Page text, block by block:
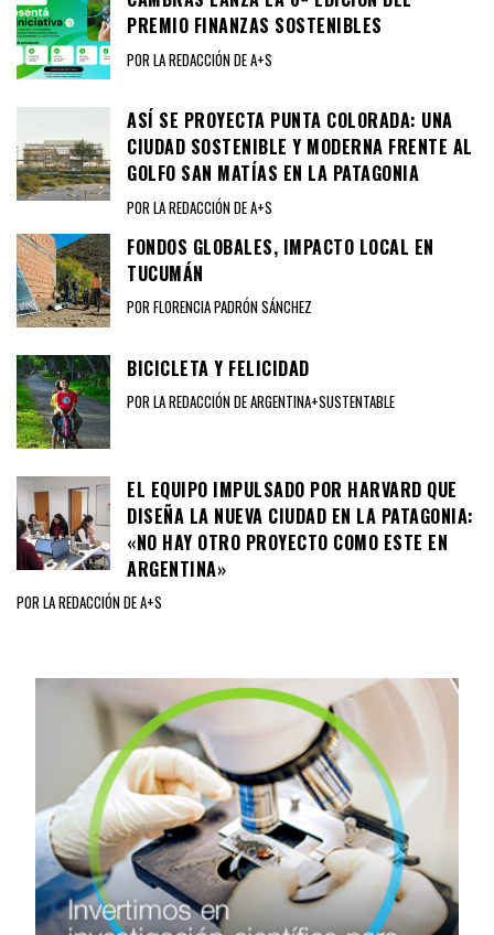
PREMIO FINANZAS SOSTENIBLES
POR LA REDACCIÓN DE A+S
ASÍ SE PROYECTA PUNTA COLORADA: UNA
CIUDAD SOSTENIBLE Y MODERNA FRENTE AL
GOLFO SAN MATÍAS EN LA PATAGONIA
POR LA REDACCIÓN DE A+S
FONDOS GLOBALES, IMPACTO LOCAL EN
TUCUMÁN
POR FLORENCIA PADRÓN SÁNCHEZ
BICICLETA Y FELICIDAD
POR LA REDACCIÓN DE ARGENTINA+SUSTENTABLE
EL EQUIPO IMPULSADO POR HARVARD QUE
DISEÑA LA NUEVA CIUDAD EN LA PATAGONIA:
«NO HAY OTRO PROYECTO COMO ESTE EN
ARGENTINA»
POR LA REDACCIÓN DE A+S